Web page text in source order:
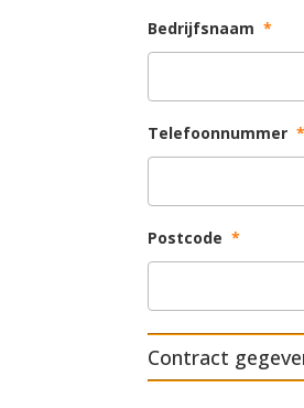
Bedrijfsnaam *
Telefoonnummer *
Postcode *
Contract